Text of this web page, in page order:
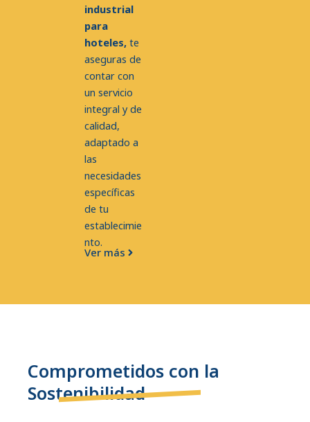
industrial
para
hoteles, te
aseguras de
contar con
un servicio
integral y de
calidad,
adaptado a
las
necesidades
específicas
de tu
establecimie
nto.
Ver más
Comprometidos con la
Sostenibilidad